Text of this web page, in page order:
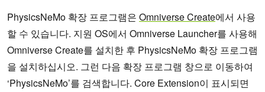
PhysicsNeMo 확장 프로그램은 Omniverse Create에서 사용
할 수 있습니다. 지원 OS에서 Omniverse Launcher를 사용해
Omniverse Create를 설치한 후 PhysicsNeMo 확장 프로그램
을 설치하십시오. 그런 다음 확장 프로그램 창으로 이동하여
‘PhysicsNeMo’를 검색합니다. Core Extension이 표시되면